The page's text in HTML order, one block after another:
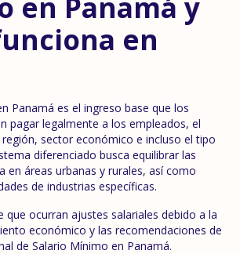
en
Panamá es el ingreso base que los
pagar legalmente a los empleados, el
región, sector económico e incluso el tipo
diferenciado busca equilibrar las
en áreas urbanas y rurales, así como
de industrias específicas.
que ocurran ajustes salariales debido a la
económico y las recomendaciones de
de Salario Mínimo en Panamá.